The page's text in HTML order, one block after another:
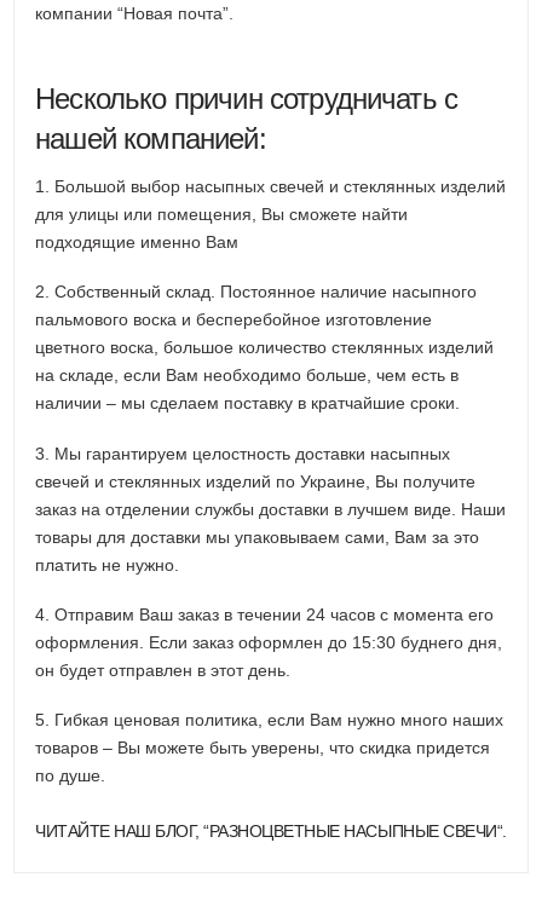
компании “Новая почта”.
Несколько причин сотрудничать с
нашей компанией:
1. Большой выбор насыпных свечей и стеклянных изделий
для улицы или помещения, Вы сможете найти
подходящие именно Вам
2. Собственный склад. Постоянное наличие насыпного
пальмового воска и бесперебойное изготовление
цветного воска, большое количество стеклянных изделий
на складе, если Вам необходимо больше, чем есть в
наличии – мы сделаем поставку в кратчайшие сроки.
3. Мы гарантируем целостность доставки насыпных
свечей и стеклянных изделий по Украине, Вы получите
заказ на отделении службы доставки в лучшем виде. Наши
товары для доставки мы упаковываем сами, Вам за это
платить не нужно.
4. Отправим Ваш заказ в течении 24 часов с момента его
оформления. Если заказ оформлен до 15:30 буднего дня,
он будет отправлен в этот день.
5. Гибкая ценовая политика, если Вам нужно много наших
товаров – Вы можете быть уверены, что скидка придется
по душе.
ЧИТАЙТЕ НАШ БЛОГ, “РАЗНОЦВЕТНЫЕ НАСЫПНЫЕ СВЕЧИ“.